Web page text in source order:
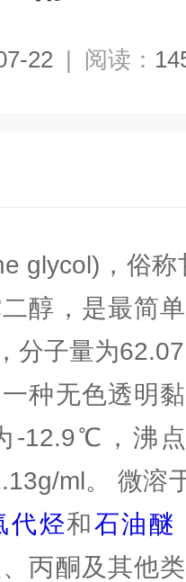
22 | 阅读：
glycol)，俗
醇，是最简
分子量为
种无色透明
-12.9℃，沸
ml。 微溶
代烃和石油醚
丙酮及其他